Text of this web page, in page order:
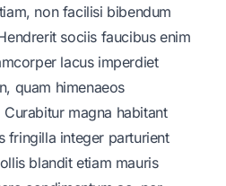
non facilisi bibendum
sociis faucibus enim
lacus imperdiet
quam himenaeos
magna habitant
fringilla integer parturient
blandit etiam mauris